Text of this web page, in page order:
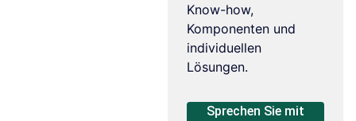
Know-how,
Komponenten und
individuellen
Lösungen.
Sprechen Sie mit